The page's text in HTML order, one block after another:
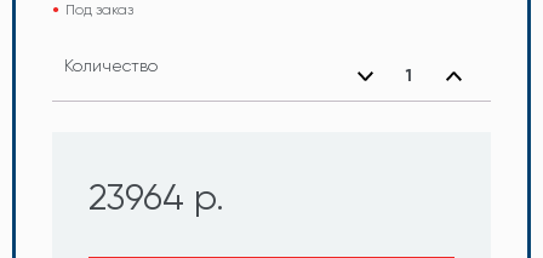
Под заказ
Количество
23964 р.